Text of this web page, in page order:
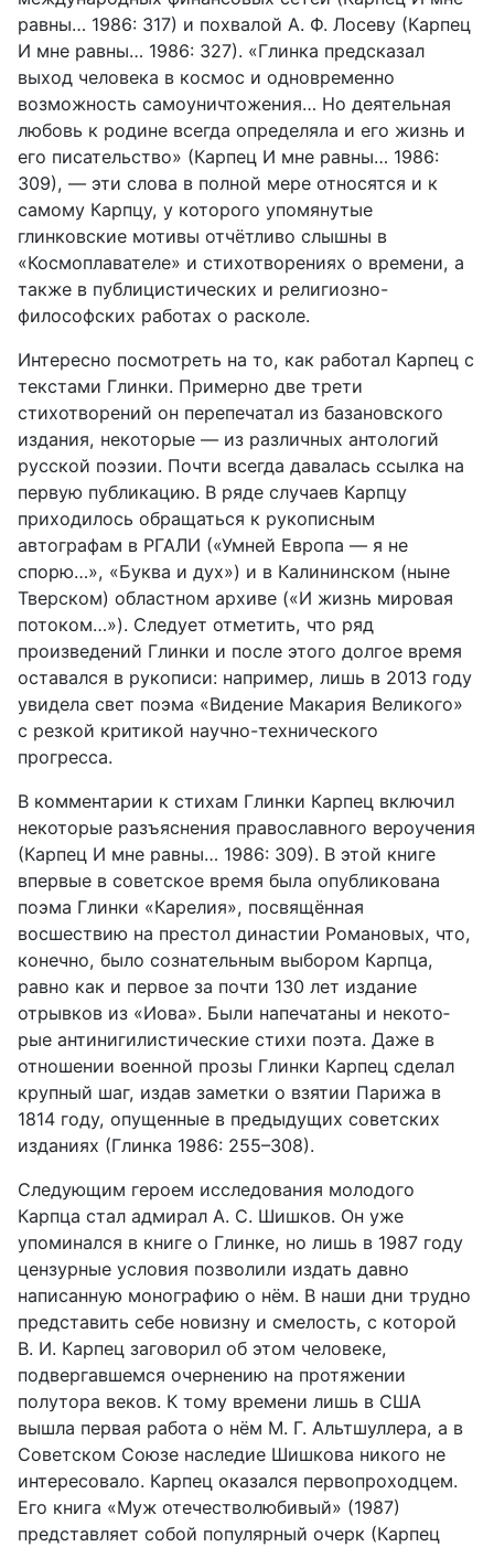
равны… 1986: 317) и похвалой А. Ф. Лосеву (Карпец
И мне равны… 1986: 327). «Глинка предсказал
выход человека в космос и одновременно
возможность самоуничтожения… Но деятель­ная
любовь к родине всегда определяла и его жизнь и
его писательство» (Карпец И мне равны… 1986:
309), — эти слова в полной мере относятся и к
самому Карпцу, у которого упомянутые
глинковские мотивы отчётливо слышны в
«Космоплавателе» и стихотворениях о времени, а
также в публи­цистических и религиозно-
философских работах о расколе.
Интересно посмотреть на то, как работал Карпец с
текстами Глинки. Примерно две трети
стихотворений он перепечатал из базановского
изда­ния, некоторые — из различных антологий
русской поэзии. Почти всегда давалась ссылка на
первую публикацию. В ряде случаев Карпцу
приходи­лось обращаться к рукописным
автографам в РГАЛИ («Умней Европа — я не
спорю…», «Буква и дух») и в Калининском (ныне
Тверском) област­ном архиве («И жизнь мировая
потоком…»). Следует отметить, что ряд
произведений Глинки и после этого долгое время
оставался в рукопи­си: например, лишь в 2013 году
увидела свет поэма «Видение Макария Великого»
с резкой критикой научно-технического
прогресса.
В комментарии к стихам Глинки Карпец включил
некоторые разъ­яснения православного вероучения
(Карпец И мне равны… 1986: 309). В этой книге
впервые в советское время была опубликована
поэма Глинки «Карелия», посвящённая
восшествию на престол династии Романовых, что,
конечно, было сознательным выбором Карпца,
равно как и первое за почти 130 лет издание
отрывков из «Иова». Были напечатаны и некото­
рые антинигилистические стихи поэта. Даже в
отношении военной про­зы Глинки Карпец сделал
крупный шаг, издав заметки о взятии Парижа в
1814 году, опущенные в предыдущих советских
изданиях (Глинка 1986: 255–308).
Следующим героем исследования молодого
Карпца стал адмирал А. С. Шишков. Он уже
упоминался в книге о Глинке, но лишь в 1987 году
цензурные условия позволили издать давно
написанную монографию о нём. В наши дни трудно
представить себе новизну и смелость, с кото­рой
В. И. Карпец заговорил об этом человеке,
подвергавшемся очерне­нию на протяжении
полутора веков. К тому времени лишь в США
вышла первая работа о нём М. Г. Альтшуллера, а в
Советском Союзе наследие Шишкова никого не
интересовало. Карпец оказался первопроходцем.
Его книга «Муж отечестволюбивый» (1987)
представляет собой попу­лярный очерк (Карпец